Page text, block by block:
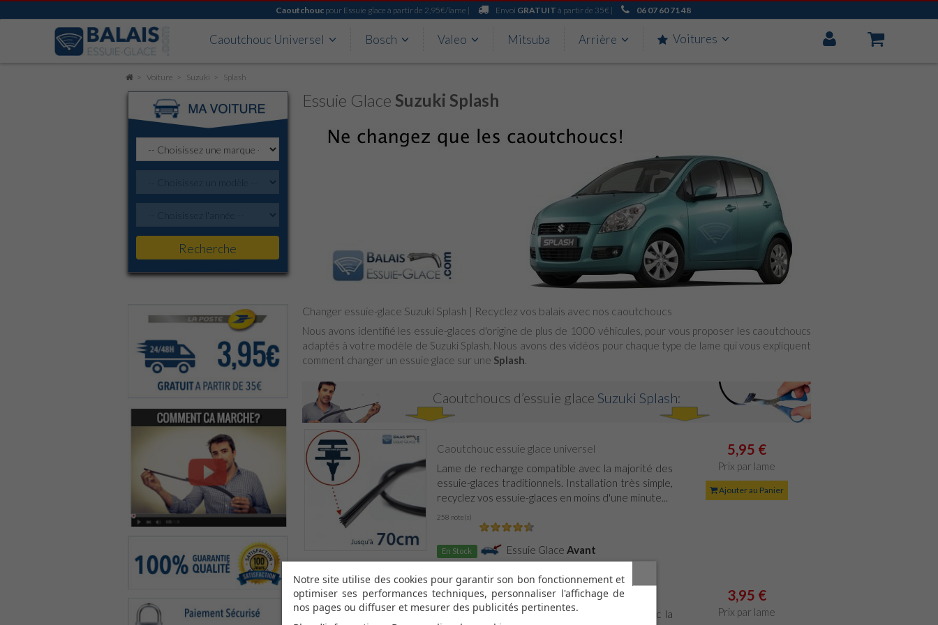
Caoutchoucpour Essuie glace à partir de 2,95€/lame | Envoi GRATUIT à partir de 35€ | 06 07 60 71 48
Caoutchouc Universel Bosch Valeo Mitsuba Arrière Voitures
Mon
Compte
Voiture Suzuki Splash
Recherche
Essuie Glace Suzuki Splash
Changer essuie-glace Suzuki Splash | Recyclez vos balais avec nos caoutchoucs
Nous avons identifié les essuie-glaces d'origine de plus de 1000 véhicules, pour vous proposer les caoutchoucs
adaptés à votre modèle de Suzuki Splash. Nous avons des vidéos pour chaque type de lame qui vous expliquent
comment changer un essuie glace sur une Splash.
Caoutchoucs d’essuie glace Suzuki Splash:
Caoutchouc essuie glace universel
Lame de rechange compatible avec la majorité des
essuie-glaces traditionnels. Installation très simple,
recyclez vos essuie-glaces en moins d'une minute...
258 note(s)
En Stock Essuie GlaceAvant
5,95 €
Prix par lame
Ajouter au Panier
Caoutchouc Universel - Min. 6u. pour...
Pack de 6 lames de rechange compatible avec la
3,95 €
Prix par lame
Notre site utilise des cookies pour garantir son bon fonctionnement et
optimiser ses performances techniques, personnaliser l'affichage de
nos pages ou diffuser et mesurer des publicités pertinentes.